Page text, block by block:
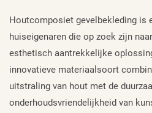
Houtcomposiet gevelbekleding is
huiseigenaren die op zoek zijn
esthetisch aantrekkelijke
innovatieve materiaalsoort
uitstraling van hout met de
onderhoudsvriendelijkheid van